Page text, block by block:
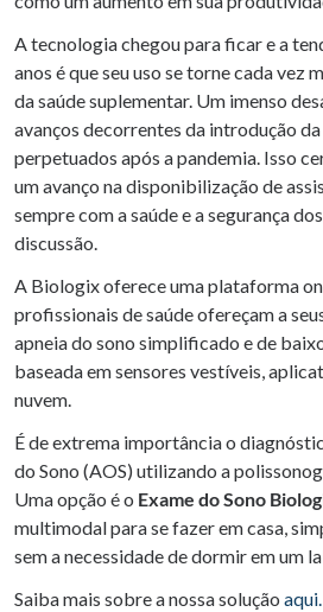
A tecnologia chegou para ficar e a
anos é que seu uso se torne cada vez
da saúde suplementar. Um imenso
avanços decorrentes da introdução
perpetuados após a pandemia. Isso
um avanço na disponibilização de
sempre com a saúde e a segurança
discussão.
A Biologix oferece uma plataforma
profissionais de saúde ofereçam a
apneia do sono simplificado e de
baseada em sensores vestíveis,
nuvem.
É de extrema importância o
do Sono (AOS) utilizando a
Uma opção é o Exame do Sono
multimodal para se fazer em casa,
sem a necessidade de dormir em um
Saiba mais sobre a nossa solução aqui.